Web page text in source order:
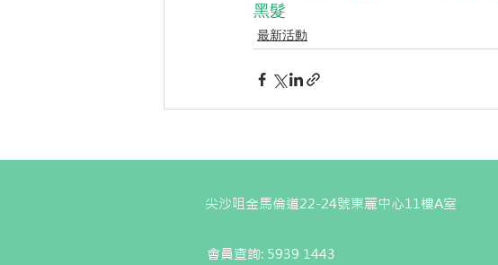
黑髮
最新活動
尖沙咀金馬倫道22-24號東麗中心11樓A室
會員查詢: 5939 1443